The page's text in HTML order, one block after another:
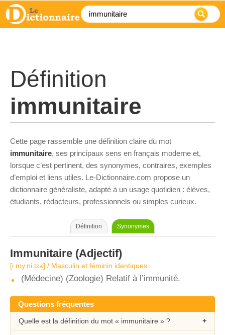
Définition
immunitaire
Cette page rassemble une définition claire du mot
immunitaire, ses principaux sens en français moderne et,
lorsque c’est pertinent, des synonymes, contraires, exemples
d’emploi et liens utiles. Le-Dictionnaire.com propose un
dictionnaire généraliste, adapté à un usage quotidien : élèves,
étudiants, rédacteurs, professionnels ou simples curieux.
Définition Synonymes
Immunitaire (Adjectif)
[i.my.ni.tɛʁ] / Masculin et féminin identiques
(Médecine) (Zoologie) Relatif à l’immunité.
Questions fréquentes
Quelle est la définition du mot « immunitaire » ?